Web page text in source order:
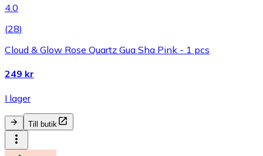
4.0
(28)
Cloud & Glow Rose Quartz Gua Sha Pink - 1 pcs
249 kr
I lager
Till butik